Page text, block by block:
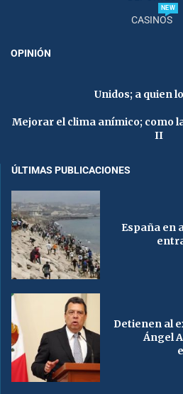
CASINOS
NEW
OPINIÓN
Unidos; a quien
Mejorar el clima anímico; como
II
ÚLTIMAS PUBLICACIONES
España en
Detienen al
Ángel